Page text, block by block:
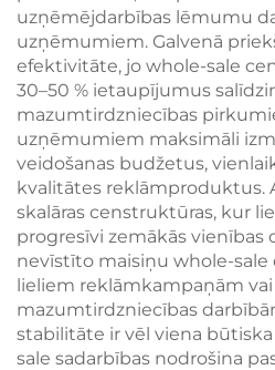
uzņēmējdarbības lēmumu
uzņēmumiem. Galvenā
efektivitāte, jo whole-sale
30–50 % ietaupījumus
mazumtirdzniecības
uzņēmumiem maksimāli
veidošanas budžetus,
kvalitātes reklāmproduktus.
skalāras censtruktūras, kur
progresīvi zemākās vienības
nevīstīto maisiņu whole-sale
lieliem reklāmkampaņām
mazumtirdzniecības
stabilitāte ir vēl viena
sale sadarbības nodrošina